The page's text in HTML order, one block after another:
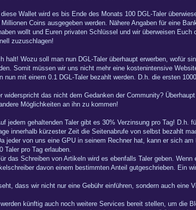
Wallet wird es bis Ende des Monats 100 DGL-Taler
Millionen Coins ausgegeben werden. Nähere Angaben für eine
wollt und Euren privaten Schlüssel und wir überweisen
zuzuschlagen!
halt! Wozu soll man nun DGL-Taler überhaupt erwerben, wofür
Somit müssen wir uns nicht mehr eine kostenintensive
nun mit einem 0.1 DGL-Taler bezahlt werden. D.h. die ersten
widerspricht das nicht dem Gedanken der Community?
Möglichkeiten an ihn zu kommen!
jedem gehaltenden Taler gibt es 30% Verzinsung pro Tag!
innerhalb kürzester Zeit die Seitenabrufe von selbst bezahlt
jeder von uns eine GPU in seinem Rechner hat, kann er sich
Taler pro Tag erlauben.
das Schreiben von Artikeln wird es ebenfalls Taler geben.
davon einem bestimmten Anteil gutgeschrieben. Ein
seht, dass wir nicht nur eine Gebühr einführen, sondern auch
künftig auch noch weitere Services bereit stellen, um die